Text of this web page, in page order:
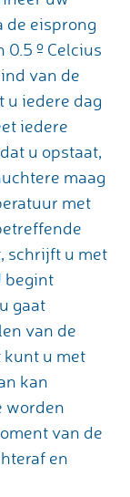
de eisprong
º Celcius
van de
u iedere dag
iedere
u opstaat,
maag
met
schrijft u met
begint
gaat
van de
u met
kan
worden
van de
en